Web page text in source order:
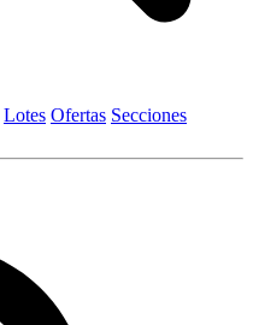
Lotes Ofertas Secciones